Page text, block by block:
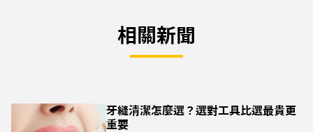
相關新聞
牙縫清潔怎麼選？選對工具比選最貴更
重要